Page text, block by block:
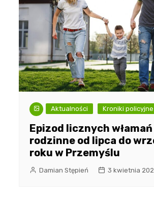
Aktualności Kroniki policyjne
Epizod licznych włamań
rodzinne od lipca do
roku w Przemyślu
Damian Stępień 3 kwietnia